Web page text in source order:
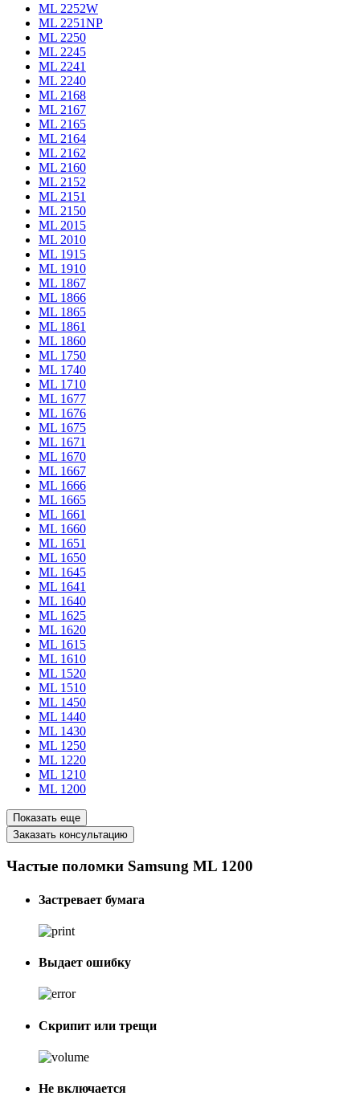
ML 2252W
ML 2251NP
ML 2250
ML 2245
ML 2241
ML 2240
ML 2168
ML 2167
ML 2165
ML 2164
ML 2162
ML 2160
ML 2152
ML 2151
ML 2150
ML 2015
ML 2010
ML 1915
ML 1910
ML 1867
ML 1866
ML 1865
ML 1861
ML 1860
ML 1750
ML 1740
ML 1710
ML 1677
ML 1676
ML 1675
ML 1671
ML 1670
ML 1667
ML 1666
ML 1665
ML 1661
ML 1660
ML 1651
ML 1650
ML 1645
ML 1641
ML 1640
ML 1625
ML 1620
ML 1615
ML 1610
ML 1520
ML 1510
ML 1450
ML 1440
ML 1430
ML 1250
ML 1220
ML 1210
ML 1200
Показать еще
Заказать консультацию
Частые поломки Samsung ML 1200
Застревает бумага
Выдает ошибку
Скрипит или трещи
Не включается